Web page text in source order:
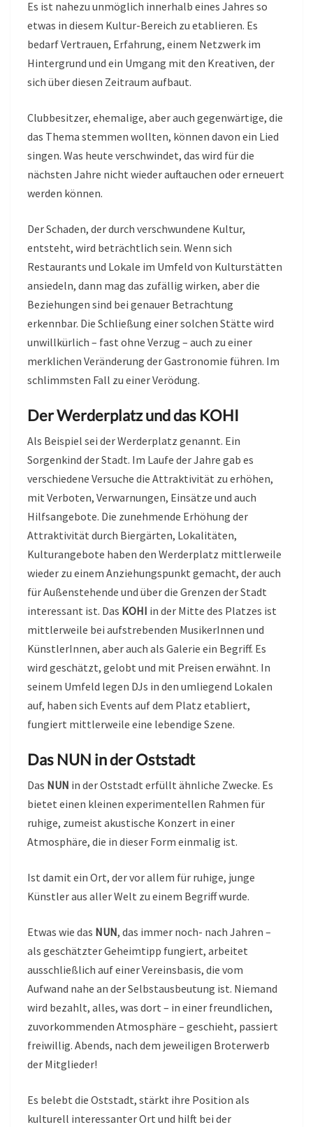
Es ist nahezu unmöglich innerhalb eines Jahres so
etwas in diesem Kultur-Bereich zu etablieren. Es
bedarf Vertrauen, Erfahrung, einem Netzwerk im
Hintergrund und ein Umgang mit den Kreativen, der
sich über diesen Zeitraum aufbaut.
Clubbesitzer, ehemalige, aber auch gegenwärtige, die
das Thema stemmen wollten, können davon ein Lied
singen. Was heute verschwindet, das wird für die
nächsten Jahre nicht wieder auftauchen oder erneuert
werden können.
Der Schaden, der durch verschwundene Kultur,
entsteht, wird beträchtlich sein. Wenn sich
Restaurants und Lokale im Umfeld von Kulturstätten
ansiedeln, dann mag das zufällig wirken, aber die
Beziehungen sind bei genauer Betrachtung
erkennbar. Die Schließung einer solchen Stätte wird
unwillkürlich – fast ohne Verzug – auch zu einer
merklichen Veränderung der Gastronomie führen. Im
schlimmsten Fall zu einer Verödung.
Der Werderplatz und das KOHI
Als Beispiel sei der Werderplatz genannt. Ein
Sorgenkind der Stadt. Im Laufe der Jahre gab es
verschiedene Versuche die Attraktivität zu erhöhen,
mit Verboten, Verwarnungen, Einsätze und auch
Hilfsangebote. Die zunehmende Erhöhung der
Attraktivität durch Biergärten, Lokalitäten,
Kulturangebote haben den Werderplatz mittlerweile
wieder zu einem Anziehungspunkt gemacht, der auch
für Außenstehende und über die Grenzen der Stadt
interessant ist. Das KOHI in der Mitte des Platzes ist
mittlerweile bei aufstrebenden MusikerInnen und
KünstlerInnen, aber auch als Galerie ein Begriff. Es
wird geschätzt, gelobt und mit Preisen erwähnt. In
seinem Umfeld legen DJs in den umliegend Lokalen
auf, haben sich Events auf dem Platz etabliert,
fungiert mittlerweile eine lebendige Szene.
Das NUN in der Oststadt
Das NUN in der Oststadt erfüllt ähnliche Zwecke. Es
bietet einen kleinen experimentellen Rahmen für
ruhige, zumeist akustische Konzert in einer
Atmosphäre, die in dieser Form einmalig ist.
Ist damit ein Ort, der vor allem für ruhige, junge
Künstler aus aller Welt zu einem Begriff wurde.
Etwas wie das NUN, das immer noch- nach Jahren –
als geschätzter Geheimtipp fungiert, arbeitet
ausschließlich auf einer Vereinsbasis, die vom
Aufwand nahe an der Selbstausbeutung ist. Niemand
wird bezahlt, alles, was dort – in einer freundlichen,
zuvorkommenden Atmosphäre – geschieht, passiert
freiwillig. Abends, nach dem jeweiligen Broterwerb
der Mitglieder!
Es belebt die Oststadt, stärkt ihre Position als
kulturell interessanter Ort und hilft bei der